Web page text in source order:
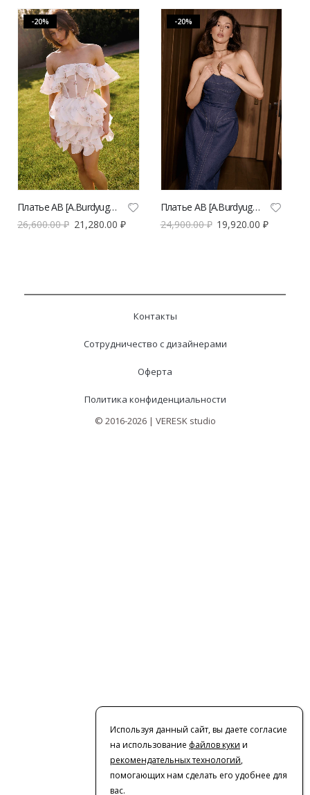
-20%
Платье AB [A.Burdyugova] мини с объемными воланами и открытыми плечами | VERESK studio
26,600.00₽ 21,280.00 ₽
-20%
Платье AB [A.Burdyugova] джинсовое с рельефами | VERESK studio
24,900.00₽ 19,920.00₽
Контакты
Сотрудничество с дизайнерами
Оферта
Политика конфиденциальности
© 2016-2026 | VERESK studio
Используя данный сайт, вы даете согласие
на использование файлов куки и
рекомендательных технологий,
помогающих нам сделать его удобнее для
вас.